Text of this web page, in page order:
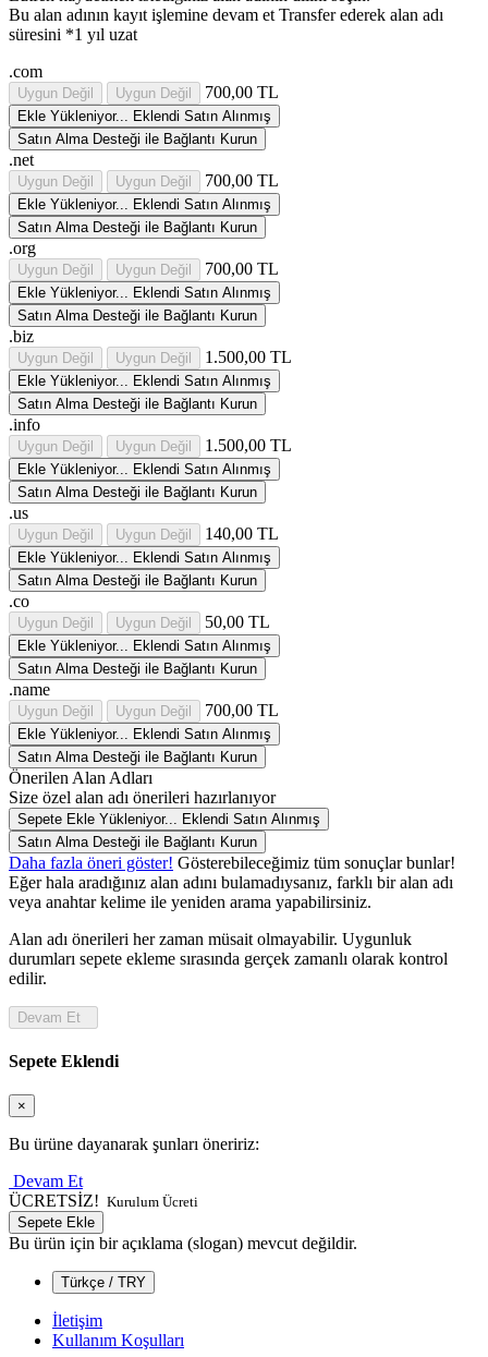
Bu alan adının kayıt işlemine devam et Transfer ederek alan adı
süresini *1 yıl uzat
.com
Uygun Değil Uygun Değil 700,00 TL
Ekle Yükleniyor... Eklendi Satın Alınmış
Satın Alma Desteği ile Bağlantı Kurun
.net
Uygun Değil Uygun Değil 700,00 TL
Ekle Yükleniyor... Eklendi Satın Alınmış
Satın Alma Desteği ile Bağlantı Kurun
.org
Uygun Değil Uygun Değil 700,00 TL
Ekle Yükleniyor... Eklendi Satın Alınmış
Satın Alma Desteği ile Bağlantı Kurun
.biz
Uygun Değil Uygun Değil 1.500,00 TL
Ekle Yükleniyor... Eklendi Satın Alınmış
Satın Alma Desteği ile Bağlantı Kurun
.info
Uygun Değil Uygun Değil 1.500,00 TL
Ekle Yükleniyor... Eklendi Satın Alınmış
Satın Alma Desteği ile Bağlantı Kurun
.us
Uygun Değil Uygun Değil 140,00 TL
Ekle Yükleniyor... Eklendi Satın Alınmış
Satın Alma Desteği ile Bağlantı Kurun
.co
Uygun Değil Uygun Değil 50,00 TL
Ekle Yükleniyor... Eklendi Satın Alınmış
Satın Alma Desteği ile Bağlantı Kurun
.name
Uygun Değil Uygun Değil 700,00 TL
Ekle Yükleniyor... Eklendi Satın Alınmış
Satın Alma Desteği ile Bağlantı Kurun
Önerilen Alan Adları
Size özel alan adı önerileri hazırlanıyor
Sepete Ekle Yükleniyor... Eklendi Satın Alınmış
Satın Alma Desteği ile Bağlantı Kurun
Daha fazla öneri göster! Gösterebileceğimiz tüm sonuçlar bunlar!
Eğer hala aradığınız alan adını bulamadıysanız, farklı bir alan adı
veya anahtar kelime ile yeniden arama yapabilirsiniz.
Alan adı önerileri her zaman müsait olmayabilir. Uygunluk
durumları sepete ekleme sırasında gerçek zamanlı olarak kontrol
edilir.
Sepete Eklendi
×
Bu ürüne dayanarak şunları öneririz:
Devam Et
ÜCRETSİZ! Kurulum Ücreti
Sepete Ekle
Bu ürün için bir açıklama (slogan) mevcut değildir.
Türkçe / TRY
İletişim
Kullanım Koşulları